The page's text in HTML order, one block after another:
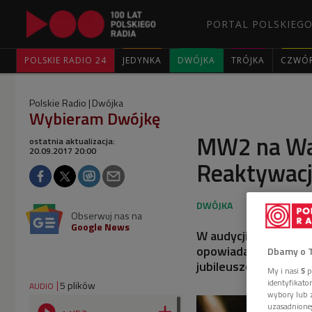
PORTAL
POLSKIE RADIO 24 JEDYNKA DWÓJKA TRÓJKA
Polskie Radio Dwójka
Wybieram Dwójkę
MW2 na
ostatnia aktualizacja:
20.09.2017 20:00
Obserwuj nas na
Google News
W audycji
opowiadali o
jubileuszowej 60.
AUDIO 5 plików
Dbamy o
My i nasi 5
wybory lub